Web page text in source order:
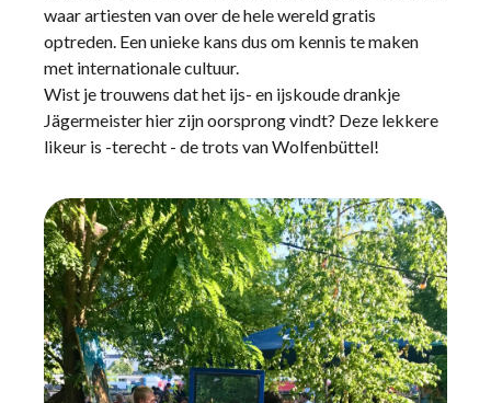
waar artiesten van over de hele wereld gratis
optreden. Een unieke kans dus om kennis te maken
met internationale cultuur.
Wist je trouwens dat het ijs- en ijskoude drankje
Jägermeister hier zijn oorsprong vindt? Deze lekkere
likeur is -terecht - de trots van Wolfenbüttel!